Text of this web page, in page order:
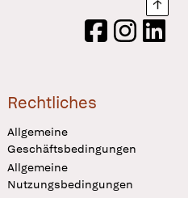
Logo
FacebookInstagram
Rechtliches
Allgemeine
Geschäftsbedingungen
Allgemeine
Nutzungsbedingungen